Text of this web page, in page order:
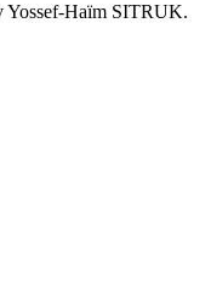
Yossef-Haïm SITRUK.